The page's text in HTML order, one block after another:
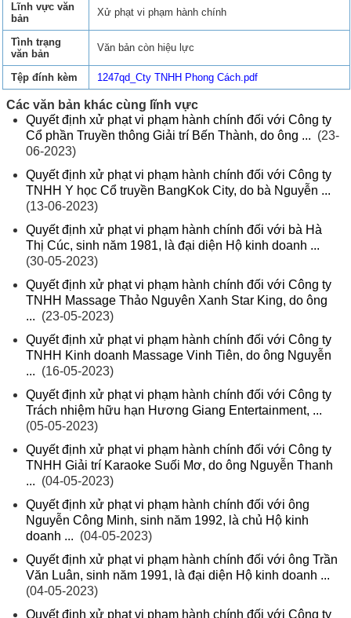
Lĩnh vực văn
bản
Xử phạt vi phạm hành chính
Tình trạng
văn bản
Văn bản còn hiệu lực
Tệp đính kèm 1247qd_Cty TNHH Phong Cách.pdf
Các văn bản khác cùng lĩnh vực
Quyết định xử phạt vi phạm hành chính đối với Công ty
Cổ phần Truyền thông Giải trí Bến Thành, do ông ... (23-
06-2023)
Quyết định xử phạt vi phạm hành chính đối với Công ty
TNHH Y học Cổ truyền BangKok City, do bà Nguyễn ...
(13-06-2023)
Quyết định xử phạt vi phạm hành chính đối với bà Hà
Thị Cúc, sinh năm 1981, là đại diện Hộ kinh doanh ...
(30-05-2023)
Quyết định xử phạt vi phạm hành chính đối với Công ty
TNHH Massage Thảo Nguyên Xanh Star King, do ông
... (23-05-2023)
Quyết định xử phạt vi phạm hành chính đối với Công ty
TNHH Kinh doanh Massage Vinh Tiên, do ông Nguyễn
... (16-05-2023)
Quyết định xử phạt vi phạm hành chính đối với Công ty
Trách nhiệm hữu hạn Hương Giang Entertainment, ...
(05-05-2023)
Quyết định xử phạt vi phạm hành chính đối với Công ty
TNHH Giải trí Karaoke Suối Mơ, do ông Nguyễn Thanh
... (04-05-2023)
Quyết định xử phạt vi phạm hành chính đối với ông
Nguyễn Công Minh, sinh năm 1992, là chủ Hộ kinh
doanh ... (04-05-2023)
Quyết định xử phạt vi phạm hành chính đối với ông Trần
Văn Luân, sinh năm 1991, là đại diện Hộ kinh doanh ...
(04-05-2023)
Quyết định xử phạt vi phạm hành chính đối với Công ty